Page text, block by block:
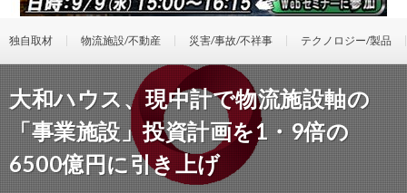
独自取材 物流施設/不動産 災害/事故/不祥事 テクノロジー/製品
大和ハウス、現中計で物流施設軸の
「事業施設」投資計画を1・9倍の
6500億円に引き上げ